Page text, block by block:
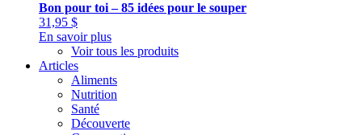
Bon pour toi – 85 idées pour le souper
31,95 $
En savoir plus
Voir tous les produits
Articles
Aliments
Nutrition
Santé
Découverte